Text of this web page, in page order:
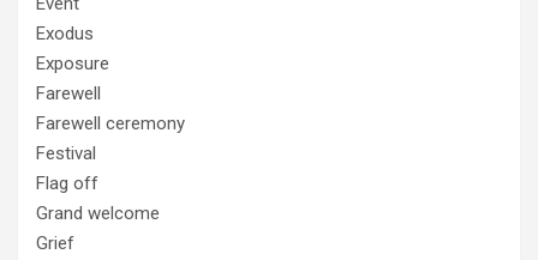
Exodus
Exposure
Farewell
Farewell ceremony
Festival
Flag off
Grand welcome
Grief